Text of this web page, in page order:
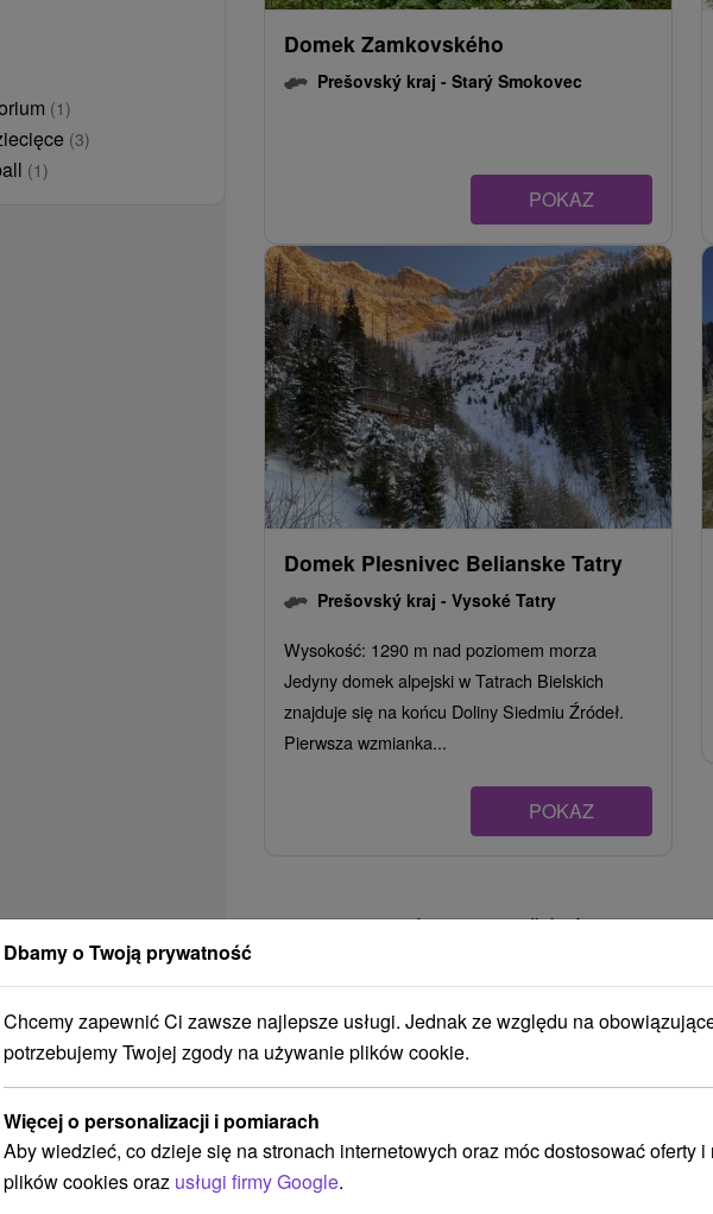
(1)
(3)
(1)
Domek Zamkovského
Prešovský kraj - Starý Smokovec
POKAZ
Domek Plesnivec Belianske Tatry
Prešovský kraj - Vysoké Tatry
Wysokość: 1290 m nad poziomem morza
Jedyny domek alpejski w Tatrach Bielskich
znajduje się na końcu Doliny Siedmiu Źródeł.
Pierwsza wzmianka...
POKAZ
Ak plánujete navštíviť tieto
Dbamy o Twoją prywatność
Chcemy zapewnić Ci zawsze najlepsze usługi. Jednak ze względu na
potrzebujemy Twojej zgody na używanie plików cookie.
Więcej o personalizacji i pomiarach
Aby wiedzieć, co dzieje się na stronach internetowych oraz móc dostosować oferty i
plików cookies oraz usługi firmy Google.